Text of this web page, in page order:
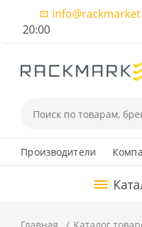
20:00
Производители